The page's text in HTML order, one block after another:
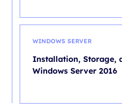
WINDOWS SERVER
Installation, Storage,
Windows Server 2016